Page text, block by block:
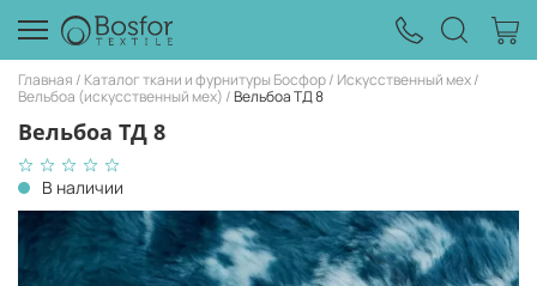
Главная Каталог ткани и фурнитуры Босфор Искусственный мех
Вельбоа (искусственный мех) Вельбоа ТД 8
Вельбоа ТД 8
В наличии